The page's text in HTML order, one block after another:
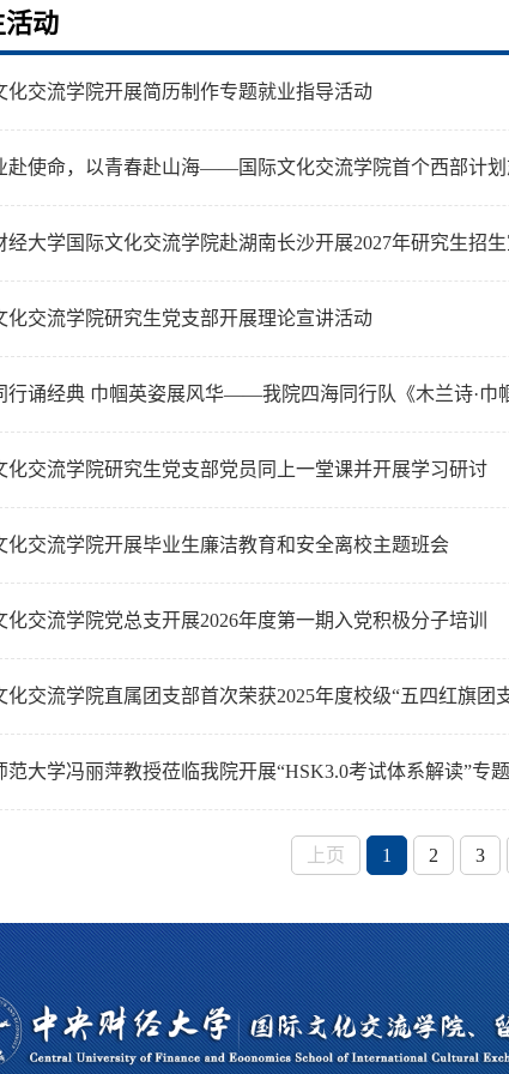
动
化交流学院开展简历制作专题就业指导活动
赴使命，以青春赴山海——国际文化交流学院首个西部计划
经大学国际文化交流学院赴湖南长沙开展2027年研究生招
化交流学院研究生党支部开展理论宣讲活动
行诵经典 巾帼英姿展风华——我院四海同行队《木兰诗·巾
化交流学院研究生党支部党员同上一堂课并开展学习研讨
化交流学院开展毕业生廉洁教育和安全离校主题班会
化交流学院党总支开展2026年度第一期入党积极分子培训
化交流学院直属团支部首次荣获2025年度校级“五四红旗团
范大学冯丽萍教授莅临我院开展“HSK3.0考试体系解读”专
上页 1 2 3